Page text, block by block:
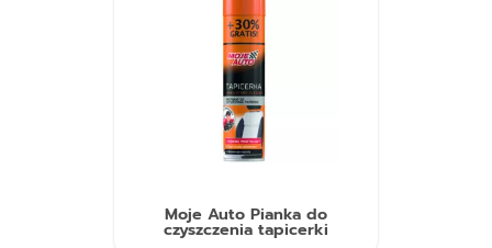
Moje Auto Pianka do
czyszczenia tapicerki